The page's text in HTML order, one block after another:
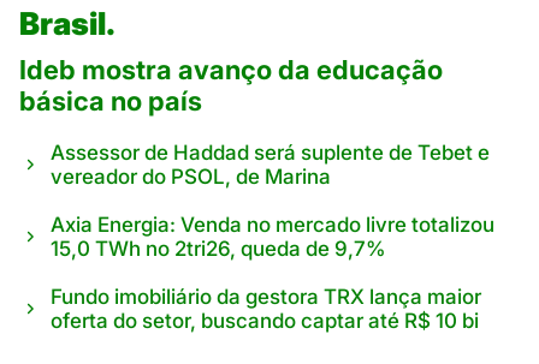
Brasil.
Ideb mostra avanço da educação
básica no país
Assessor de Haddad será suplente de Tebet e
vereador do PSOL, de Marina
Axia Energia: Venda no mercado livre totalizou
15,0 TWh no 2tri26, queda de 9,7%
Fundo imobiliário da gestora TRX lança maior
oferta do setor, buscando captar até R$ 10 bi